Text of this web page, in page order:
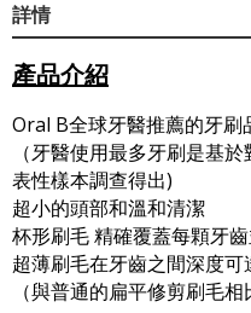
詳情
產品介紹
Oral B全球牙醫推薦的牙刷
（牙醫使用最多牙刷是基
表性樣本調查得出)
超小的頭部和溫和清潔
杯形刷毛 精確覆蓋每顆牙
超薄刷毛在牙齒之間深度可
（與普通的扁平修剪刷毛相